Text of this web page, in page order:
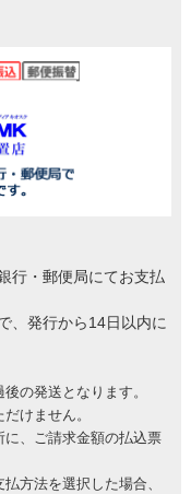
行・郵便局にてお支払
、発行から14日以内に
の発送となります。
けません。
、ご請求金額の払込票
方法を選択した場合、